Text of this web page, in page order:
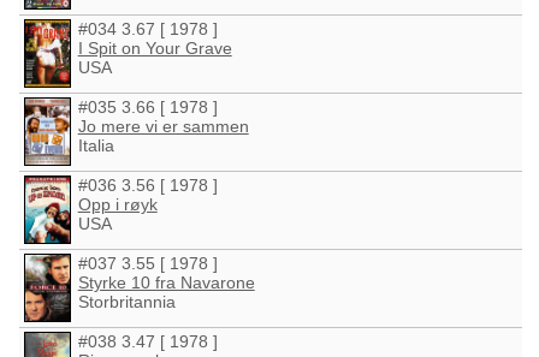
#034 3.67 [ 1978 ]
I Spit on Your Grave
USA
#035 3.66 [ 1978 ]
Jo mere vi er sammen
Italia
#036 3.56 [ 1978 ]
Opp i røyk
USA
#037 3.55 [ 1978 ]
Styrke 10 fra Navarone
Storbritannia
#038 3.47 [ 1978 ]